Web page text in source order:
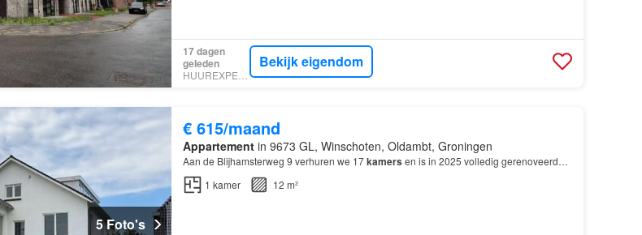
17 dagen
geleden
Bekijk eigendom
5 Foto's
€ 615/maand
Appartementin 9673 GL, Winschoten, Oldambt, Groningen
Aan de Blijhamsterweg 9 verhuren we 17kamers en is in 2025 volledig gerenoveerd…
1 kamer 12 m²